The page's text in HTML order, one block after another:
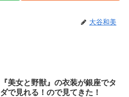
大谷和美
『美女と野獣』の衣装が銀座でタ
ダで見れる！ので見てきた！